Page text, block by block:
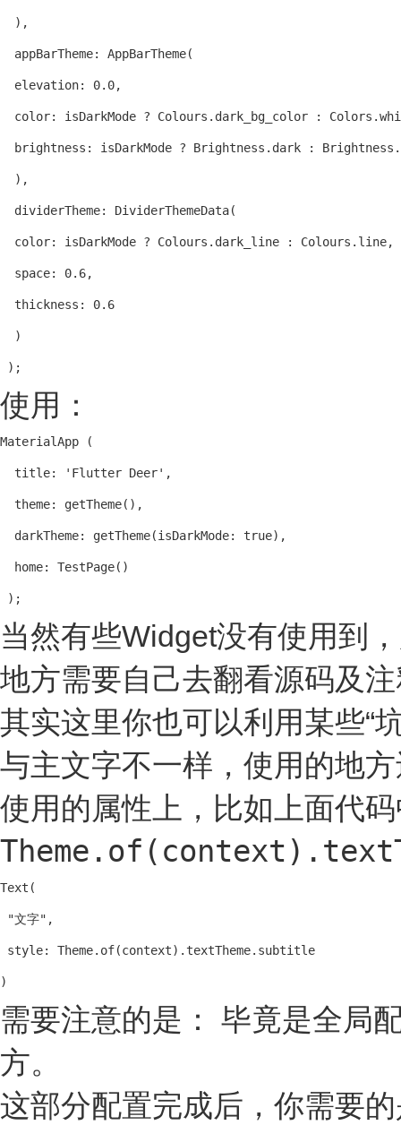
),
appBarTheme: AppBarTheme(
elevation: 0.0,
color: isDarkMode ? Colours.dark_bg_color :
brightness: isDarkMode ? Brightness.dark :
),
dividerTheme: DividerThemeData(
color: isDarkMode ? Colours.dark_line : Colours.line,
space: 0.6,
thickness: 0.6
)
);
使用：
MaterialApp (
title: 'Flutter Deer',
theme: getTheme(),
darkTheme: getTheme(isDarkMode: true),
home: TestPage()
当然有些Widget没有使用到
地方需要自己去翻看源码及
其实这里你也可以利用某些“
与主文字不一样，使用的地
使用的属性上，比如上面代
Text(
"文字",
style: Theme.of(context).textTheme.subtitle
)
需要注意的是： 毕竟是全局
方。
这部分配置完成后，你需要